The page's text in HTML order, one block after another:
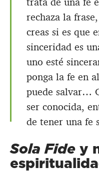
rechaza la
creas si es que
sinceridad es
uno esté
ponga la fe en
puede salvar…
ser conocida,
de tener una fe
Sola Fide y